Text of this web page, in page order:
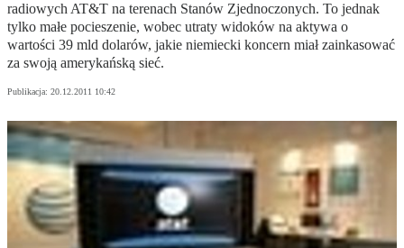
radiowych AT&T na terenach Stanów Zjednoczonych. To jednak
tylko małe pocieszenie, wobec utraty widoków na aktywa o
wartości 39 mld dolarów, jakie niemiecki koncern miał zainkasować
za swoją amerykańską sieć.
Publikacja: 20.12.2011 10:42